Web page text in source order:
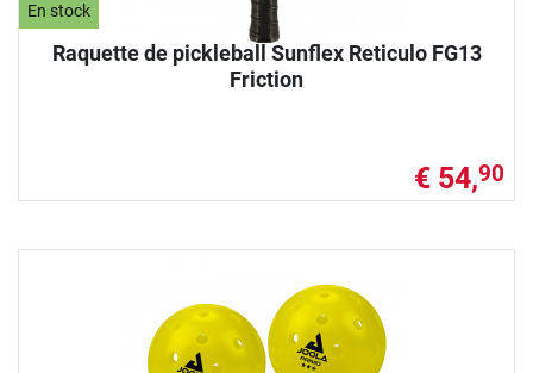
En stock
Raquette de pickleball Sunflex Reticulo FG13
Friction
€ 54,90